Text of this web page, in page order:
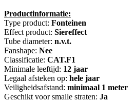
Productinformatie:
Type product: Fonteinen
Effect product: Siereffect
Tube diameter: n.v.t.
Fanshape: Nee
Classificatie: CAT.F1
Minimale leeftijd: 12 jaar
Legaal afsteken op: hele jaar
Veiligheidsafstand: minimaal 1 meter
Geschikt voor smalle straten: Ja